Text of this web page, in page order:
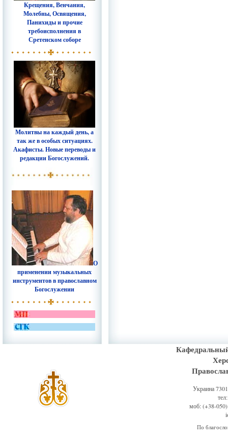
Крещения, Венчания,
Молебны, Освящения,
Панихиды и прочие
требоисполнения в
Сретенском соборе
Молитвы на каждый день, а
так же в особых ситуациях.
Акафисты. Новые переводы и
редакции Богослужений.
О
применении музыкальных
инструментов в православном
Богослужении
Украина
моб: (+38-
По